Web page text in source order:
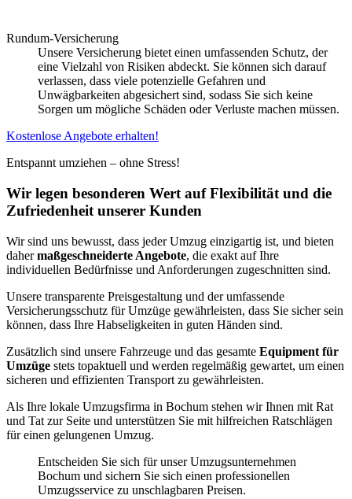
Rundum-Versicherung
Unsere Versicherung bietet einen umfassenden Schutz, der
eine Vielzahl von Risiken abdeckt. Sie können sich darauf
verlassen, dass viele potenzielle Gefahren und
Unwägbarkeiten abgesichert sind, sodass Sie sich keine
Sorgen um mögliche Schäden oder Verluste machen müssen.
Kostenlose Angebote erhalten!
Entspannt umziehen – ohne Stress!
Wir legen besonderen Wert auf Flexibilität und die
Zufriedenheit unserer Kunden
Wir sind uns bewusst, dass jeder Umzug einzigartig ist, und bieten
dahermaßgeschneiderte Angebote, die exakt auf Ihre
individuellen Bedürfnisse und Anforderungen zugeschnitten sind.
Unsere transparente Preisgestaltung und der umfassende
Versicherungsschutz für Umzüge gewährleisten, dass Sie sicher sein
können, dass Ihre Habseligkeiten in guten Händen sind.
Zusätzlich sind unsere Fahrzeuge und das gesamte Equipment für
Umzüge stets topaktuell und werden regelmäßig gewartet, um einen
sicheren und effizienten Transport zu gewährleisten.
Als Ihre lokale Umzugsfirma in Bochum stehen wir Ihnen mit Rat
und Tat zur Seite und unterstützen Sie mit hilfreichen Ratschlägen
für einen gelungenen Umzug.
Entscheiden Sie sich für unser Umzugsunternehmen
Bochum und sichern Sie sich einen professionellen
Umzugsservice zu unschlagbaren Preisen.